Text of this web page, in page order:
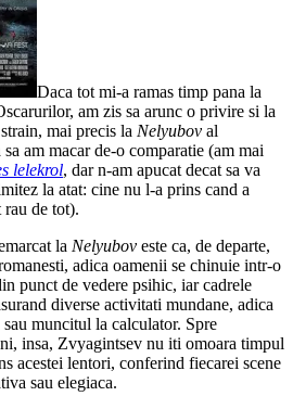
Daca tot mi-a ramas timp pana la
am zis sa arunc o privire si la
mai precis la Nelyubov al
am macar de-o comparatie (am mai
lelekrol, dar n-am apucat decat sa va
la atat: cine nu l-a prins cand a
de tot).
la Nelyubov este ca, de departe,
adica oamenii se chinuie intr-o
punct de vedere psihic, iar cadrele
diverse activitati mundane, adica
muncitul la calculator. Spre
insa, Zvyagintsev nu iti omoara timpul
acestei lentori, conferind fiecarei scene
sau elegiaca.